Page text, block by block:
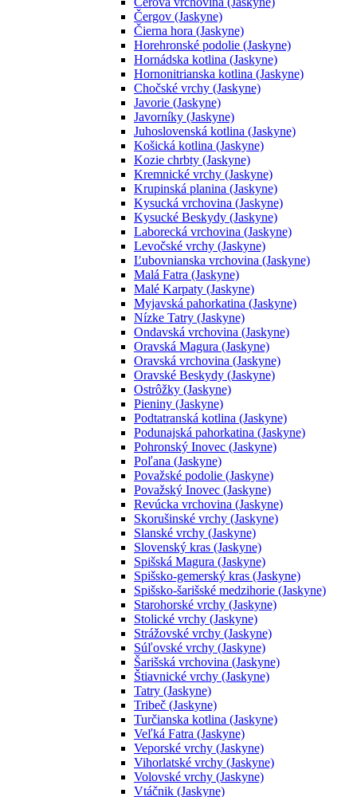
Čergov (Jaskyne)
Čierna hora (Jaskyne)
Horehronské podolie (Jaskyne)
Hornádska kotlina (Jaskyne)
Hornonitrianska kotlina (Jaskyne)
Chočské vrchy (Jaskyne)
Javorie (Jaskyne)
Javorníky (Jaskyne)
Juhoslovenská kotlina (Jaskyne)
Košická kotlina (Jaskyne)
Kozie chrbty (Jaskyne)
Kremnické vrchy (Jaskyne)
Krupinská planina (Jaskyne)
Kysucká vrchovina (Jaskyne)
Kysucké Beskydy (Jaskyne)
Laborecká vrchovina (Jaskyne)
Levočské vrchy (Jaskyne)
Ľubovnianska vrchovina (Jaskyne)
Malá Fatra (Jaskyne)
Malé Karpaty (Jaskyne)
Myjavská pahorkatina (Jaskyne)
Nízke Tatry (Jaskyne)
Ondavská vrchovina (Jaskyne)
Oravská Magura (Jaskyne)
Oravská vrchovina (Jaskyne)
Oravské Beskydy (Jaskyne)
Ostrôžky (Jaskyne)
Pieniny (Jaskyne)
Podtatranská kotlina (Jaskyne)
Podunajská pahorkatina (Jaskyne)
Pohronský Inovec (Jaskyne)
Poľana (Jaskyne)
Považské podolie (Jaskyne)
Považský Inovec (Jaskyne)
Revúcka vrchovina (Jaskyne)
Skorušinské vrchy (Jaskyne)
Slanské vrchy (Jaskyne)
Slovenský kras (Jaskyne)
Spišská Magura (Jaskyne)
Spišsko-gemerský kras (Jaskyne)
Spišsko-šarišské medzihorie (Jaskyne)
Starohorské vrchy (Jaskyne)
Stolické vrchy (Jaskyne)
Strážovské vrchy (Jaskyne)
Súľovské vrchy (Jaskyne)
Šarišská vrchovina (Jaskyne)
Štiavnické vrchy (Jaskyne)
Tatry (Jaskyne)
Tribeč (Jaskyne)
Turčianska kotlina (Jaskyne)
Veľká Fatra (Jaskyne)
Veporské vrchy (Jaskyne)
Vihorlatské vrchy (Jaskyne)
Volovské vrchy (Jaskyne)
Vtáčnik (Jaskyne)